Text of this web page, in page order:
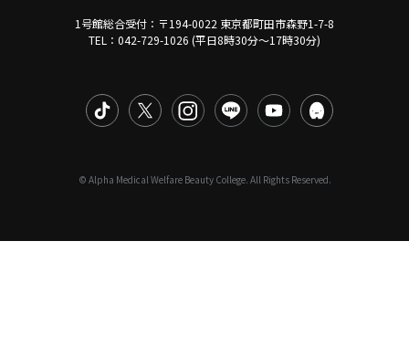
1号館総合受付：〒194-0022 東京都町田市森野1-7-8
TEL：042-729-1026 (平日8時30分〜17時30分)
© Alpha Medical Welfare Beauty College. All Rights Reserved.